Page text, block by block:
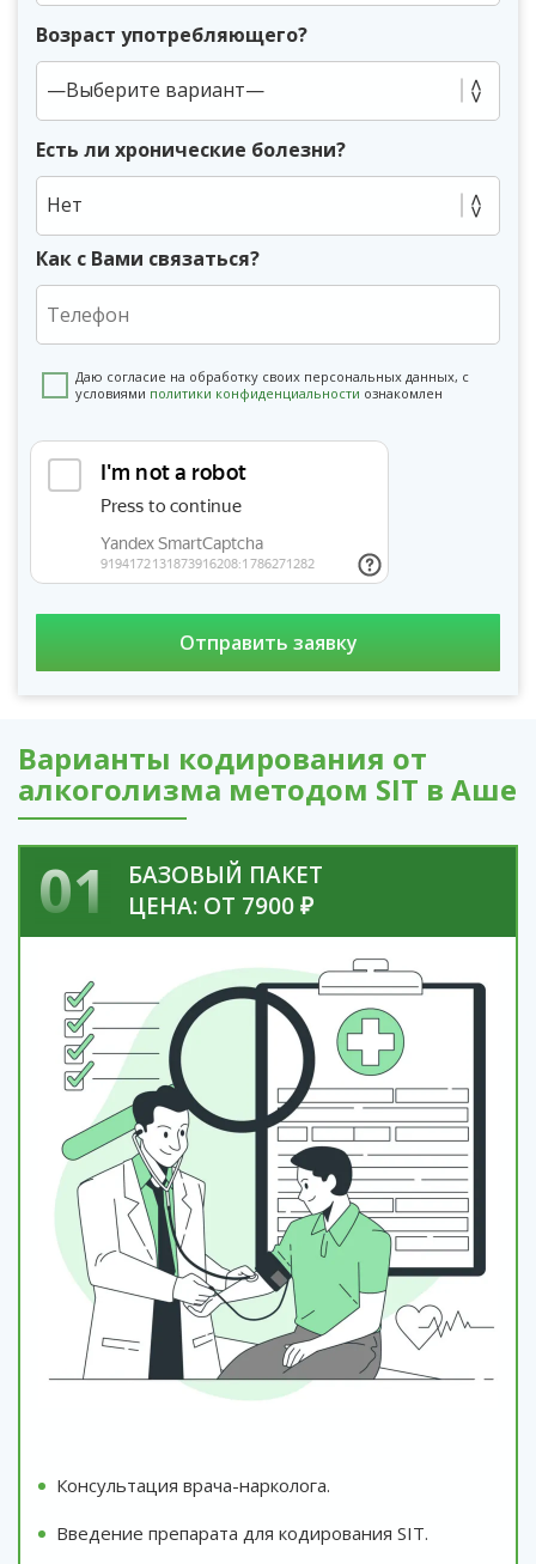
Возраст употребляющего?
Есть ли хронические болезни?
Нет
Как с Вами связаться?
Даю согласие на обработку своих персональных данных, с
условиями политики конфиденциальности ознакомлен
Варианты кодирования от
алкоголизма методом SIT в Аше
01
БАЗОВЫЙ ПАКЕТ
ЦЕНА: ОТ 7900 ₽
Консультация врача-нарколога.
Введение препарата для кодирования SIT.